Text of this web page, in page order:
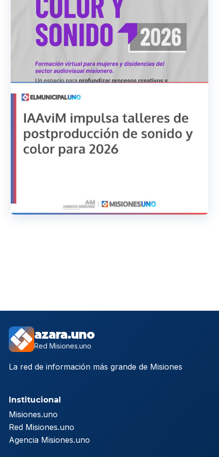
azara.uno
Red Misiones.uno
La red de información más grande de Misiones
Institucional
Misiones.uno
Red Misiones.uno
Agencia Misiones.uno